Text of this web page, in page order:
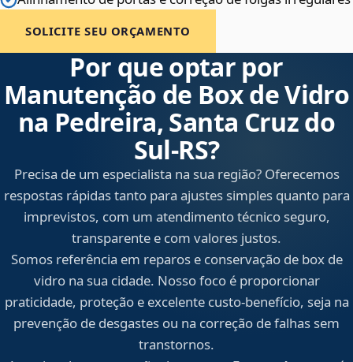
SOLICITE SEU ORÇAMENTO
Por que optar por
Manutenção de Box de Vidro
na Pedreira, Santa Cruz do
Sul‑RS?
Precisa de um especialista na sua região? Oferecemos
respostas rápidas tanto para ajustes simples quanto para
imprevistos, com um atendimento técnico seguro,
transparente e com valores justos.
Somos referência em reparos e conservação de box de
vidro na sua cidade. Nosso foco é proporcionar
praticidade, proteção e excelente custo-benefício, seja na
prevenção de desgastes ou na correção de falhas sem
transtornos.